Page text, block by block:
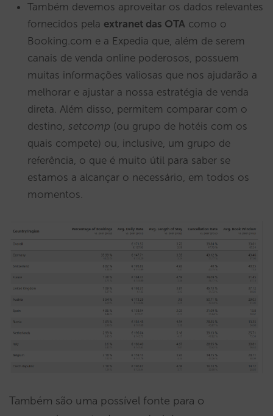
Também devemos aproveitar os dados relevantes
fornecidos pela extranet das OTA como o
Booking.com e a Expedia que, além de serem
canais de venda online poderosos, possuem
muitas informações valiosas que nos ajudarão a
melhorar e ajustar a nossa estratégia de venda
direta. Além disso, permitem comparar com o
destino, setcomp (ou grupo de hotéis com os
quais compete) ou, inclusive, um grupo de
referência, o que é muito útil para saber se
estamos a alcançar o necessário, em todos os
momentos.
Também são uma possível fonte para o